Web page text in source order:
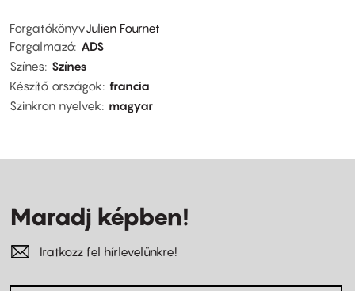
ForgatókönyvJulien Fournet
Forgalmazó ADS
Színes Színes
Készítő országok francia
Szinkron nyelvek
magyar
Maradj képben!
Iratkozz fel hírlevelünkre!